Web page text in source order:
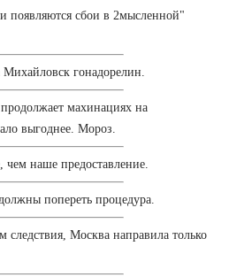
появляются сбои в 2мысленной"
гонадорелин.
махинациях на
выгоднее. Мороз.
чем наше предоставление.
попереть процедура.
следствия, Москва направила только